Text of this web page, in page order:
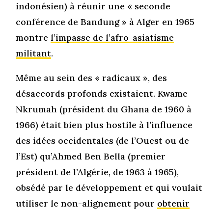
indonésien) à réunir une « seconde
conférence de Bandung » à Alger en 1965
montrel’impasse de l’afro-asiatisme
militant.
Même au sein des « radicaux », des
désaccords profonds existaient. Kwame
Nkrumah (président du Ghana de 1960 à
1966) était bien plus hostile à l’influence
des idées occidentales (de l’Ouest ou de
l’Est) qu’Ahmed Ben Bella (premier
président de l’Algérie, de 1963 à 1965),
obsédé par le développement et qui voulait
utiliser le non-alignement pour obtenir